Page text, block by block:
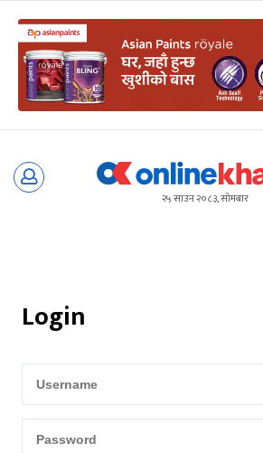
Skip
२५ साउन २०८३, सोमबार
Login